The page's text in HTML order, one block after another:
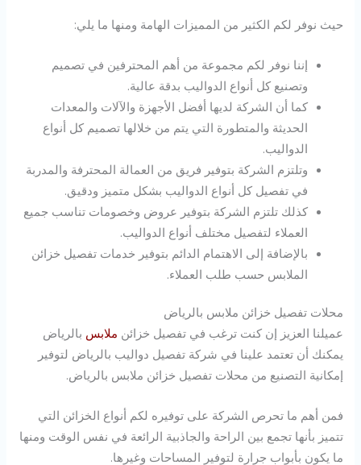
حيث نوفر لكم الكثير من المميزات الهامة ومنها ما يلي:
إننا نوفر لكم مجموعة من أهم المحترفين في تصميم
وتصنيع كل أنواع الدواليب بدقة عالية.
كما أن الشركة لديها أفضل الأجهزة والآلات والمعدات
الحديثة والمتطورة التي يتم من خلالها تصميم كل أنواع
الدواليب.
وتلتزم الشركة بتوفير فريق من العمالة المحترفة والمدربة
في تفصيل كل أنواع الدواليب بشكل متميز ودقيق.
كذلك تلتزم الشركة بتوفير عروض وخصومات تناسب جميع
العملاء لتفصيل مختلف أنواع الدواليب.
بالإضافة إلى الاهتمام الدائم بتوفير خدمات تفصيل خزائن
الملابس حسب طلب العملاء.
محلات تفصيل خزائن ملابس بالرياض
عميلنا العزيز إن كنت ترغب في تفصيل خزائن ملابس بالرياض
يمكنك أن تعتمد علينا في شركة تفصيل دواليب بالرياض لتوفير
إمكانية التصنيع من محلات تفصيل خزائن ملابس بالرياض.
فمن أهم ما تحرص الشركة على توفيره لكم أنواع الخزائن التي
تتميز بأنها تجمع بين الراحة والجاذبية الرائعة في نفس الوقت ومنها
ما يكون بأبواب جرارة لتوفير المساحات وغيرها.